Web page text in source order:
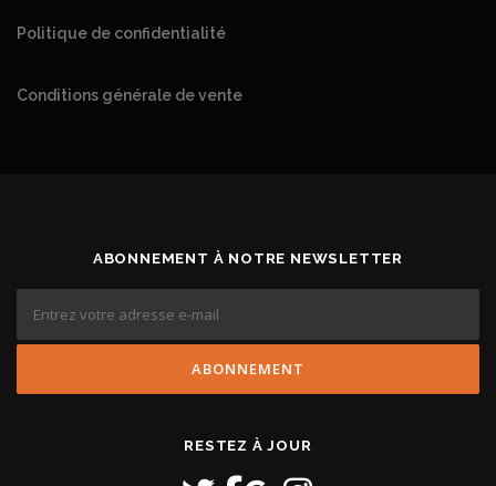
Politique de confidentialité
Conditions générale de vente
ABONNEMENT À NOTRE NEWSLETTER
RESTEZ À JOUR